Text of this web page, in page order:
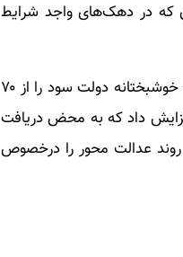
که در دهک‌های واجد شرایط
وی با بیان این‌که دولت سیزدهم عملکرد خوبی در افزایش سود سهام عدالت داشت گفت: خوشبختانه دولت سود را از ۷۰
برای برخی اقشار به یک میلیون و۲۰۰ هزار تومان افزایش داد که به محض دریافت
عدالت محور را درخصوص